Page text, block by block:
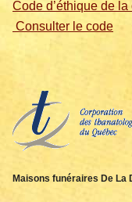
Code d’éthique de
Consulter le code
Maisons funéraires De La